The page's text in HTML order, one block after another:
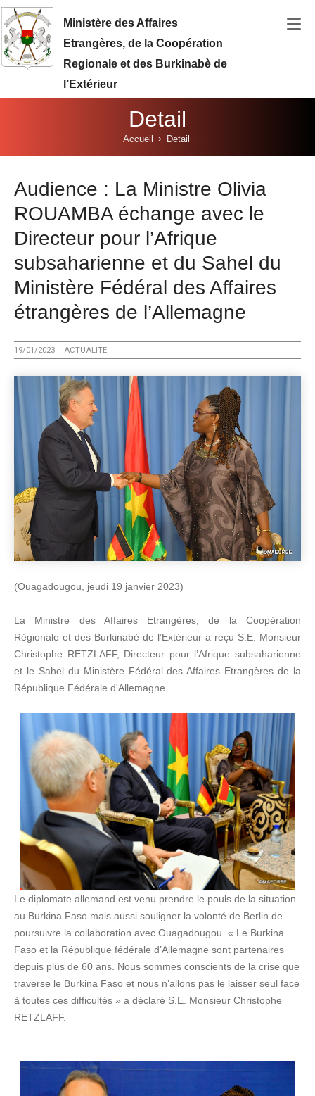
Aller au contenu principal
Ministère des Affaires
Etrangères, de la Coopération
Regionale et des Burkinabè de
l’Extérieur
Detail
Accueil Detail
Audience : La Ministre Olivia
ROUAMBA échange avec le
Directeur pour l’Afrique
subsaharienne et du Sahel du
Ministère Fédéral des Affaires
étrangères de l’Allemagne
19/01/2023 ACTUALITÉ
(Ouagadougou, jeudi 19 janvier 2023)
La Ministre des Affaires Etrangères, de la Coopération
Régionale et des Burkinabè de l’Extérieur a reçu S.E. Monsieur
Christophe RETZLAFF, Directeur pour l’Afrique subsaharienne
et le Sahel du Ministère Fédéral des Affaires Etrangères de la
République Fédérale d'Allemagne.
Le diplomate allemand est venu prendre le pouls de la situation
au Burkina Faso mais aussi souligner la volonté de Berlin de
poursuivre la collaboration avec Ouagadougou. « Le Burkina
Faso et la République fédérale d’Allemagne sont partenaires
depuis plus de 60 ans. Nous sommes conscients de la crise que
traverse le Burkina Faso et nous n’allons pas le laisser seul face
à toutes ces difficultés » a déclaré S.E. Monsieur Christophe
RETZLAFF.